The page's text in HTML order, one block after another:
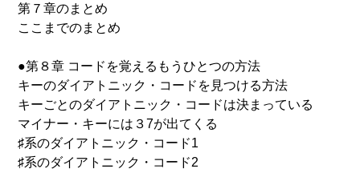
第７章のまとめ
ここまでのまとめ
●第８章 コードを覚えるもうひとつの方法
キーのダイアトニック・コードを見つける方法
キーごとのダイアトニック・コードは決まっている
マイナー・キーには３7が出てくる
♯系のダイアトニック・コード1
♯系のダイアトニック・コード2